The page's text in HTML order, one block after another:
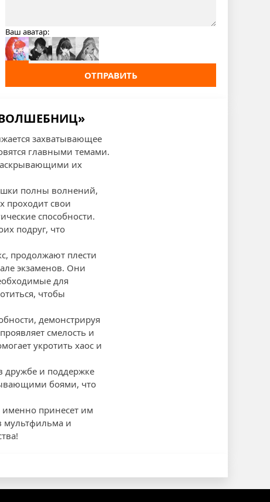
Ваш аватар:
ОТПРАВИТЬ
захватывающее
главными темами.
их
полны волнений,
проходит свои
способности.
подруг, что
продолжают плести
экзаменов. Они
для
чтобы
демонстрируя
смелость и
укротить хаос и
дружбе и поддержке
боями, что
именно принесет им
мультфильма и